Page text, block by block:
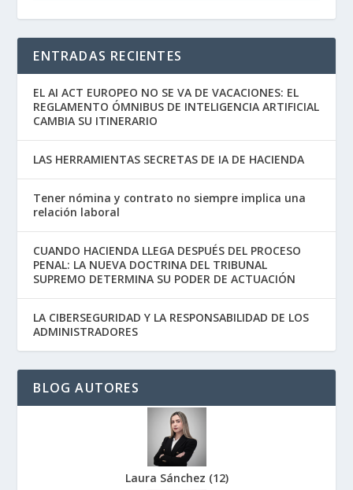
ENTRADAS RECIENTES
EL AI ACT EUROPEO NO SE VA DE VACACIONES: EL
REGLAMENTO ÓMNIBUS DE INTELIGENCIA ARTIFICIAL
CAMBIA SU ITINERARIO
LAS HERRAMIENTAS SECRETAS DE IA DE HACIENDA
Tener nómina y contrato no siempre implica una
relación laboral
CUANDO HACIENDA LLEGA DESPUÉS DEL PROCESO
PENAL: LA NUEVA DOCTRINA DEL TRIBUNAL
SUPREMO DETERMINA SU PODER DE ACTUACIÓN
LA CIBERSEGURIDAD Y LA RESPONSABILIDAD DE LOS
ADMINISTRADORES
BLOG AUTORES
Laura Sánchez (12)